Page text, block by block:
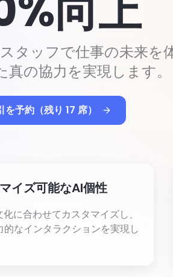
タッフで仕事の未来を
真の協力を実現します。
予約（残り 17 席）
イズ可能なAI個性
に合わせてカスタマイズし、
的なインタラクションを実現し